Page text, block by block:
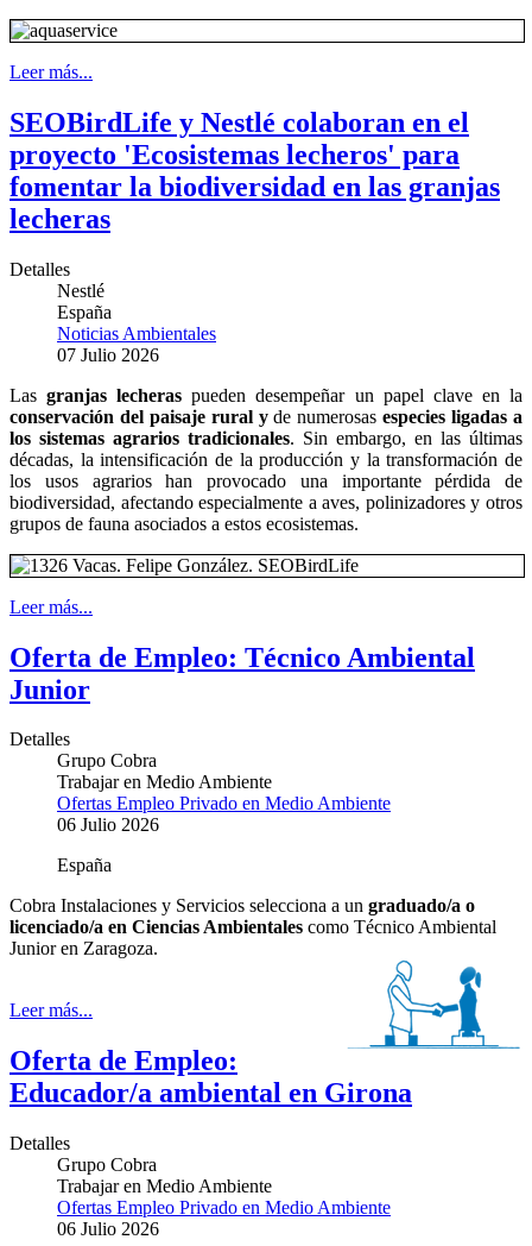
Leer más...
SEOBirdLife y Nestlé colaboran en el
proyecto 'Ecosistemas lecheros' para
fomentar la biodiversidad en las granjas
lecheras
Detalles
Nestlé
España
Noticias Ambientales
07 Julio 2026
Lasgranjas lecheras pueden desempeñar un papel clave en la
conservación del paisaje rural yde numerosasespecies ligadas a
los sistemas agrarios tradicionales. Sin embargo, en las últimas
décadas, la intensificación de la producción y la transformación de
los usos agrarios han provocado una importante pérdida de
biodiversidad, afectando especialmente a aves, polinizadores y otros
grupos de fauna asociados a estos ecosistemas.
Leer más...
Oferta de Empleo: Técnico Ambiental
Junior
Detalles
Grupo Cobra
Trabajar en Medio Ambiente
Ofertas Empleo Privado en Medio Ambiente
06 Julio 2026
España
Cobra Instalaciones y Servicios selecciona a un graduado/a o
licenciado/a en Ciencias Ambientales como Técnico Ambiental
Junior en Zaragoza.
Leer más...
Oferta de Empleo:
Educador/a ambiental en Girona
Detalles
Grupo Cobra
Trabajar en Medio Ambiente
Ofertas Empleo Privado en Medio Ambiente
06 Julio 2026